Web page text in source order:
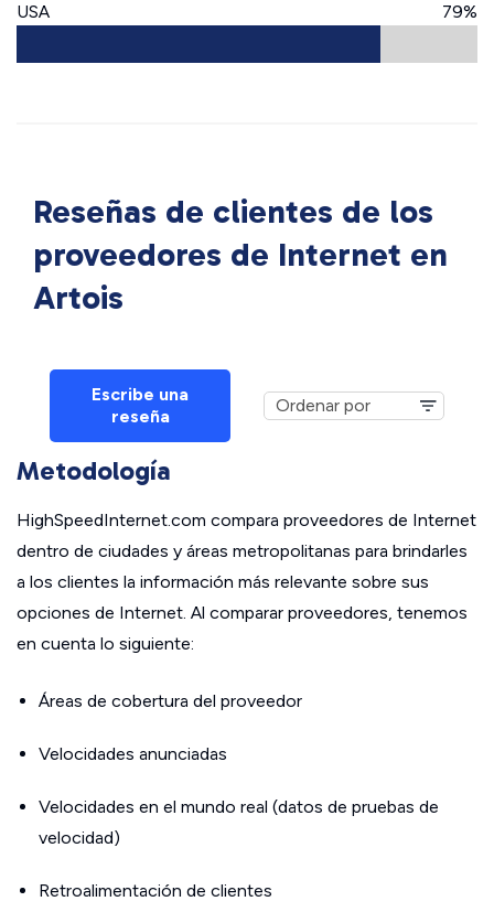
USA 79%
Reseñas de clientes de los
proveedores de Internet en
Artois
Escribe una
reseña
Metodología
HighSpeedInternet.com compara proveedores de Internet
dentro de ciudades y áreas metropolitanas para brindarles
a los clientes la información más relevante sobre sus
opciones de Internet. Al comparar proveedores, tenemos
en cuenta lo siguiente:
Áreas de cobertura del proveedor
Velocidades anunciadas
Velocidades en el mundo real (datos de pruebas de
velocidad)
Retroalimentación de clientes